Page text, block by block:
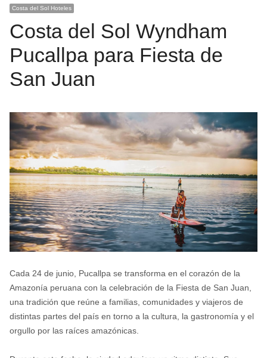
Costa del Sol Hoteles
Costa del Sol Wyndham
Pucallpa para Fiesta de
San Juan
Cada 24 de junio, Pucallpa se transforma en el corazón de la
Amazonía peruana con la celebración de la Fiesta de San Juan,
una tradición que reúne a familias, comunidades y viajeros de
distintas partes del país en torno a la cultura, la gastronomía y el
orgullo por las raíces amazónicas.